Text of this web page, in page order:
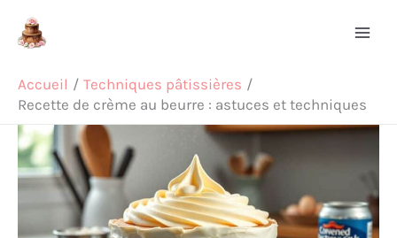
Accueil
Techniques pâtissières
Recette de crème au beurre : astuces et techniques
Rechercher